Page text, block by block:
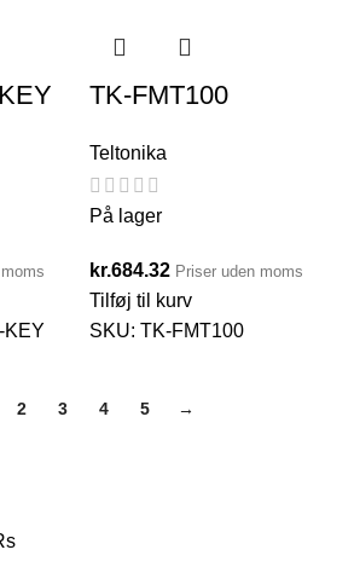
KEY
TK-FMT100
Teltonika
På lager
kr.684.32 Priser uden moms
Tilføj til kurv
SKU: TK-FMT100
2 3 4 5 →